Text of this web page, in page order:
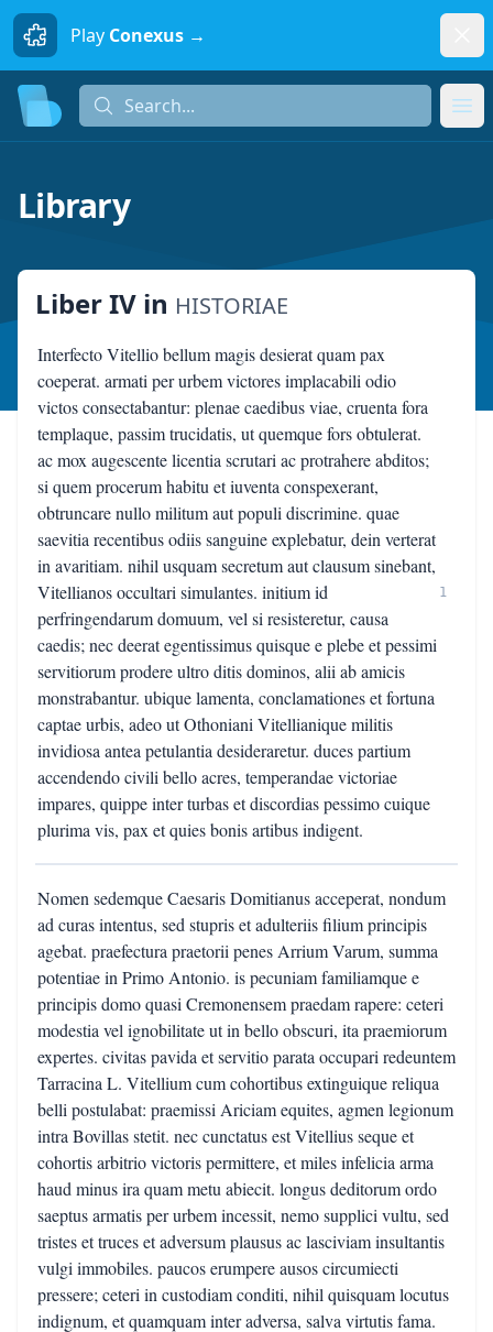
Play Conexus →
Search...
Library
Liber IV in HISTORIAE
Interfecto Vitellio bellum magis desierat quam pax
coeperat. armati per urbem victores implacabili odio
victos consectabantur: plenae caedibus viae, cruenta fora
templaque, passim trucidatis, ut quemque fors obtulerat.
ac mox augescente licentia scrutari ac protrahere abditos;
si quem procerum habitu et iuventa conspexerant,
obtruncare nullo militum aut populi discrimine. quae
saevitia recentibus odiis sanguine explebatur, dein verterat
in avaritiam. nihil usquam secretum aut clausum sinebant,
Vitellianos occultari simulantes. initium id
perfringendarum domuum, vel si resisteretur, causa
caedis; nec deerat egentissimus quisque e plebe et pessimi
servitiorum prodere ultro ditis dominos, alii ab amicis
monstrabantur. ubique lamenta, conclamationes et fortuna
captae urbis, adeo ut Othoniani Vitellianique militis
invidiosa antea petulantia desideraretur. duces partium
accendendo civili bello acres, temperandae victoriae
impares, quippe inter turbas et discordias pessimo cuique
plurima vis, pax et quies bonis artibus indigent.
1
Nomen sedemque Caesaris Domitianus acceperat, nondum
ad curas intentus, sed stupris et adulteriis filium principis
agebat. praefectura praetorii penes Arrium Varum, summa
potentiae in Primo Antonio. is pecuniam familiamque e
principis domo quasi Cremonensem praedam rapere: ceteri
modestia vel ignobilitate ut in bello obscuri, ita praemiorum
expertes. civitas pavida et servitio parata occupari redeuntem
Tarracina L. Vitellium cum cohortibus extinguique reliqua
belli postulabat: praemissi Ariciam equites, agmen legionum
intra Bovillas stetit. nec cunctatus est Vitellius seque et
cohortis arbitrio victoris permittere, et miles infelicia arma
haud minus ira quam metu abiecit. longus deditorum ordo
saeptus armatis per urbem incessit, nemo supplici vultu, sed
tristes et truces et adversum plausus ac lasciviam insultantis
vulgi immobiles. paucos erumpere ausos circumiecti
pressere; ceteri in custodiam conditi, nihil quisquam locutus
indignum, et quamquam inter adversa, salva virtutis fama.